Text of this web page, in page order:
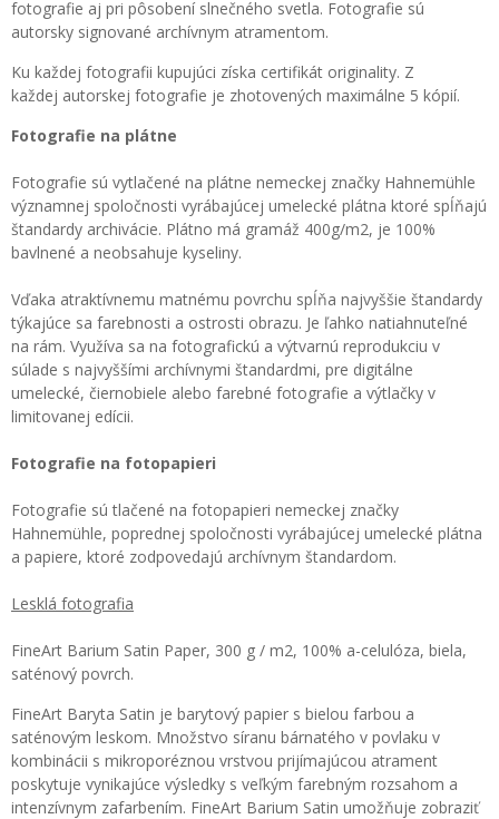
fotografie aj pri pôsobení slnečného svetla. Fotografie sú
autorsky signované archívnym atramentom.
Ku každej fotografii kupujúci získa certifikát originality. Z
každej autorskej fotografie je zhotovených maximálne 5 kópií.
Fotografie na plátne
Fotografie sú vytlačené na plátne nemeckej značky Hahnemühle
významnej spoločnosti vyrábajúcej umelecké plátna ktoré spĺňajú
štandardy archivácie. Plátno má gramáž 400g/m2, je 100%
bavlnené a neobsahuje kyseliny.
Vďaka atraktívnemu matnému povrchu spĺňa najvyššie štandardy
týkajúce sa farebnosti a ostrosti obrazu. Je ľahko natiahnuteľné
na rám. Využíva sa na fotografickú a výtvarnú reprodukciu v
súlade s najvyššími archívnymi štandardmi, pre digitálne
umelecké, čiernobiele alebo farebné fotografie a výtlačky v
limitovanej edícii.
Fotografie na fotopapieri
Fotografie sú tlačené na fotopapieri nemeckej značky
Hahnemühle, poprednej spoločnosti vyrábajúcej umelecké plátna
a papiere, ktoré zodpovedajú archívnym štandardom.
Lesklá fotografia
FineArt Barium Satin Paper, 300 g / m2, 100% a-celulóza, biela,
saténový povrch.
FineArt Baryta Satin je barytový papier s bielou farbou a
saténovým leskom. Množstvo síranu bárnatého v povlaku v
kombinácii s mikroporéznou vrstvou prijímajúcou atrament
poskytuje vynikajúce výsledky s veľkým farebným rozsahom a
intenzívnym zafarbením. FineArt Barium Satin umožňuje zobraziť